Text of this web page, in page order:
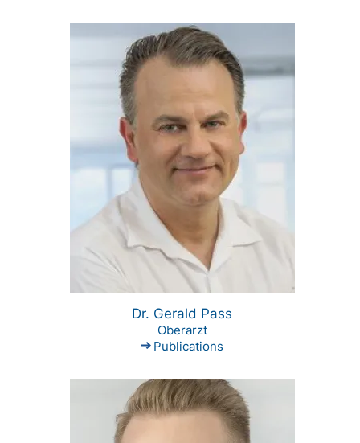
Dr. Gerald Pass
Oberarzt
Publications